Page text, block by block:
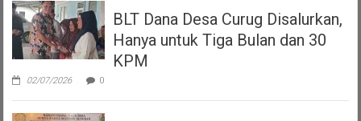
BLT Dana Desa Curug Disalurkan,
Hanya untuk Tiga Bulan dan 30
KPM
02/07/2026 0